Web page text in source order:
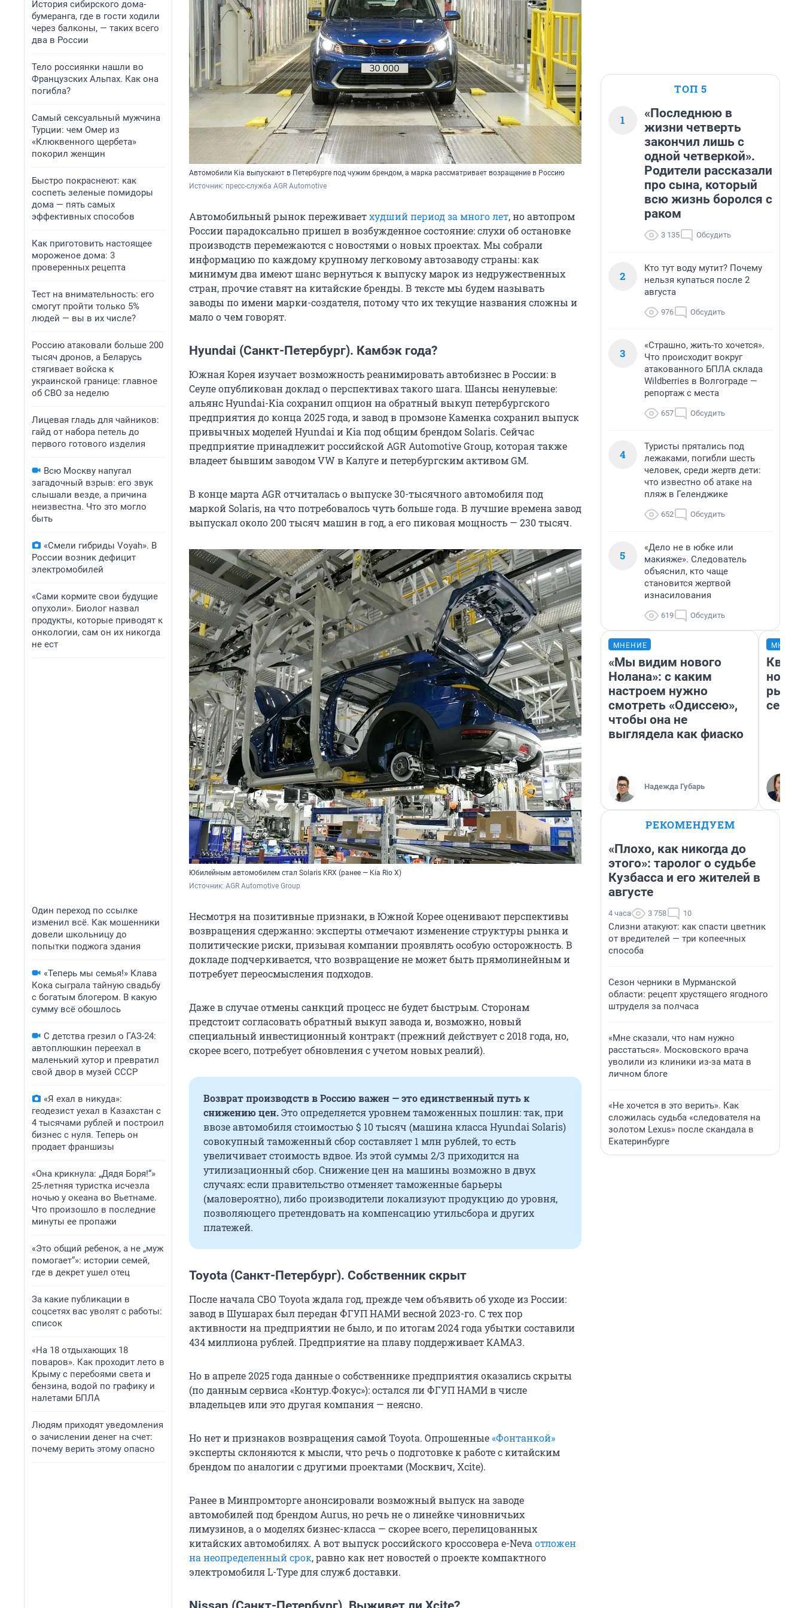
История сибирского дома-
бумеранга, где в гости ходили
через балконы, — таких всего
два в России
Тело россиянки нашли во
Французских Альпах. Как она
погибла?
Самый сексуальный мужчина
Турции: чем Омер из
«Клюквенного щербета»
покорил женщин
Быстро покраснеют: как
соспеть зеленые помидоры
дома — пять самых
эффективных способов
Как приготовить настоящее
мороженое дома: 3
проверенных рецепта
Тест на внимательность: его
смогут пройти только 5%
людей — вы в их числе?
Россию атаковали больше 200
тысяч дронов, а Беларусь
стягивает войска к
украинской границе: главное
об СВО за неделю
Лицевая гладь для чайников:
гайд от набора петель до
первого готового изделия
Всю Москву напугал
загадочный взрыв: его звук
слышали везде, а причина
неизвестна. Что это могло
быть
«Смели гибриды Voyah». В
России возник дефицит
электромобилей
«Сами кормите свои будущие
опухоли». Биолог назвал
продукты, которые приводят к
онкологии, сам он их никогда
не ест
Один переход по ссылке
изменил всё. Как мошенники
довели школьницу до
попытки поджога здания
«Теперь мы семья!» Клава
Кока сыграла тайную свадьбу
с богатым блогером. В какую
сумму всё обошлось
С детства грезил о ГАЗ-24:
автоплюшкин переехал в
маленький хутор и превратил
свой двор в музей СССР
«Я ехал в никуда»:
геодезист уехал в Казахстан с
4 тысячами рублей и построил
бизнес с нуля. Теперь он
продает франшизы
«Она крикнула: „Дядя Боря!“»
25-летняя туристка исчезла
ночью у океана во Вьетнаме.
Что произошло в последние
минуты ее пропажи
«Это общий ребенок, а не „муж
помогает“»: истории семей,
где в декрет ушел отец
За какие публикации в
соцсетях вас уволят с работы:
список
«На 18 отдыхающих 18
поваров». Как проходит лето в
Крыму с перебоями света и
бензина, водой по графику и
налетами БПЛА
Людям приходят уведомления
о зачислении денег на счет:
почему верить этому опасно
Автомобили Kia выпускают в Петербурге под чужим брендом, а марка рассматривает возращение в Россию
Источник: пресс-служба AGR Automotive
Автомобильный рынок переживаетхудший период за много лет, но автопром
России парадоксально пришел в возбужденное состояние: слухи об остановке
производств перемежаются с новостями о новых проектах. Мы собрали
информацию по каждому крупному легковому автозаводу страны: как
минимум два имеют шанс вернуться к выпуску марок из недружественных
стран, прочие ставят на китайские бренды. В тексте мы будем называть
заводы по имени марки-создателя, потому что их текущие названия сложны и
мало о чем говорят.
Hyundai (Санкт-Петербург). Камбэк года?
Южная Корея изучает возможность реанимировать автобизнес в России: в
Сеуле опубликован доклад о перспективах такого шага. Шансы ненулевые:
альянс Hyundai-Kia сохранил опцион на обратный выкуп петербургского
предприятия до конца 2025 года, и завод в промзоне Каменка сохранил выпуск
привычных моделей Hyundai и Kia под общим брендом Solaris. Сейчас
предприятие принадлежит российской AGR Automotive Group, которая также
владеет бывшим заводом VW в Калуге и петербургским активом GM.
В конце марта AGR отчиталась о выпуске 30-тысячного автомобиля под
маркой Solaris, на что потребовалось чуть больше года. В лучшие времена завод
выпускал около 200 тысяч машин в год, а его пиковая мощность — 230 тысяч.
Юбилейным автомобилем стал Solaris KRX (ранее — Kia Rio X)
Источник: AGR Automotive Group
Несмотря на позитивные признаки, в Южной Корее оценивают перспективы
возвращения сдержанно: эксперты отмечают изменение структуры рынка и
политические риски, призывая компании проявлять особую осторожность. В
докладе подчеркивается, что возвращение не может быть прямолинейным и
потребует переосмысления подходов.
Даже в случае отмены санкций процесс не будет быстрым. Сторонам
предстоит согласовать обратный выкуп завода и, возможно, новый
специальный инвестиционный контракт (прежний действует с 2018 года, но,
скорее всего, потребует обновления с учетом новых реалий).
Возврат производств в Россию важен — это единственный путь к
снижению цен.Это определяется уровнем таможенных пошлин: так, при
ввозе автомобиля стоимостью $ 10 тысяч (машина класса Hyundai Solaris)
совокупный таможенный сбор составляет 1 млн рублей, то есть
увеличивает стоимость вдвое. Из этой суммы 2/3 приходится на
утилизационный сбор. Снижение цен на машины возможно в двух
случаях: если правительство отменяет таможенные барьеры
(маловероятно), либо производители локализуют продукцию до уровня,
позволяющего претендовать на компенсацию утильсбора и других
платежей.
Toyota (Санкт-Петербург). Собственник скрыт
После начала СВО Toyota ждала год, прежде чем объявить об уходе из России:
завод в Шушарах был передан ФГУП НАМИ весной 2023-го. С тех пор
активности на предприятии не было, и по итогам 2024 года убытки составили
434 миллиона рублей. Предприятие на плаву поддерживает КАМАЗ.
Но в апреле 2025 года данные о собственнике предприятия оказались скрыты
(по данным сервиса «Контур.Фокус»): остался ли ФГУП НАМИ в числе
владельцев или это другая компания — неясно.
Но нет и признаков возвращения самой Toyota. Опрошенные«Фонтанкой»
эксперты склоняются к мысли, что речь о подготовке к работе с китайским
брендом по аналогии с другими проектами (Москвич, Xcite).
Ранее в Минпромторге анонсировали возможный выпуск на заводе
автомобилей под брендом Aurus, но речь не о линейке чиновничьих
лимузинов, а о моделях бизнес-класса — скорее всего, перелицованных
китайских автомобилях. А вот выпуск российского кроссовера e-Neva отложен
на неопределенный срок, равно как нет новостей о проекте компактного
электромобиля L-Type для служб доставки.
ТОП 5
1
«Последнюю в
жизни четверть
закончил лишь с
одной четверкой».
Родители рассказали
про сына, который
всю жизнь боролся с
раком
3 135 Обсудить
2
Кто тут воду мутит? Почему
нельзя купаться после 2
августа
976 Обсудить
3
«Страшно, жить-то хочется».
Что происходит вокруг
атакованного БПЛА склада
Wildberries в Волгограде —
репортаж с места
657 Обсудить
4
Туристы прятались под
лежаками, погибли шесть
человек, среди жертв дети:
что известно об атаке на
пляж в Геленджике
652 Обсудить
5
«Дело не в юбке или
макияже». Следователь
объяснил, кто чаще
становится жертвой
изнасилования
619 Обсудить
МНЕНИЕ
«Мы видим нового
Нолана»: с каким
настроем нужно
смотреть «Одиссею»,
чтобы она не
выглядела как фиаско
Надежда Губарь
но
РЕКОМЕНДУЕМ
«Плохо, как никогда до
этого»: таролог о судьбе
Кузбасса и его жителей в
августе
4 часа 3 758 10
Слизни атакуют: как спасти цветник
от вредителей — три копеечных
способа
Сезон черники в Мурманской
области: рецепт хрустящего ягодного
штруделя за полчаса
«Мне сказали, что нам нужно
расстаться». Московского врача
уволили из клиники из-за мата в
личном блоге
«Не хочется в это верить». Как
сложилась судьба «следователя на
золотом Lexus» после скандала в
Екатеринбурге